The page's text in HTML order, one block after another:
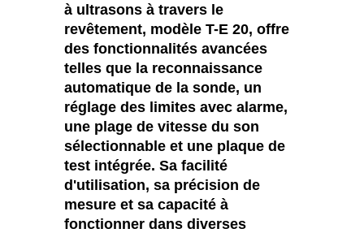
à ultrasons à travers le
revêtement, modèle T-E 20, offre
des fonctionnalités avancées
telles que la reconnaissance
automatique de la sonde, un
réglage des limites avec alarme,
une plage de vitesse du son
sélectionnable et une plaque de
test intégrée. Sa facilité
d'utilisation, sa précision de
mesure et sa capacité à
fonctionner dans diverses